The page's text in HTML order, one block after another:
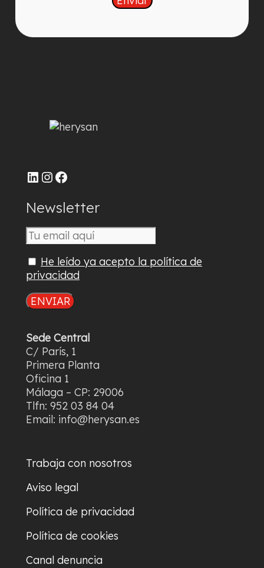
LinkedIn
Instagram
Facebook
Newsletter
He leído ya acepto la política de
privacidad
Sede Central
C/ París, 1
Primera Planta
Oficina 1
Málaga – CP: 29006
Tlfn: 952 03 84 04
Email: info@herysan.es
Trabaja con nosotros
Aviso legal
Política de privacidad
Política de cookies
Canal denuncia